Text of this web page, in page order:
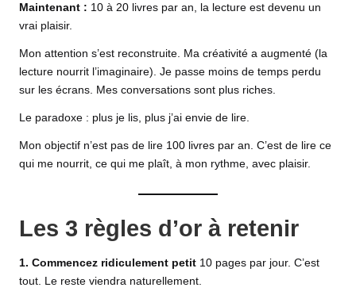
Maintenant : 10 à 20 livres par an, la lecture est devenu un
vrai plaisir.
Mon attention s’est reconstruite. Ma créativité a augmenté (la
lecture nourrit l’imaginaire). Je passe moins de temps perdu
sur les écrans. Mes conversations sont plus riches.
Le paradoxe : plus je lis, plus j’ai envie de lire.
Mon objectif n’est pas de lire 100 livres par an. C’est de lire ce
qui me nourrit, ce qui me plaît, à mon rythme, avec plaisir.
Les 3 règles d’or à retenir
1. Commencez ridiculement petit 10 pages par jour. C’est
tout. Le reste viendra naturellement.